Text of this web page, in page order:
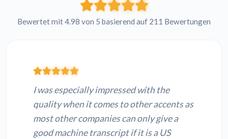
Bewertet mit 4.98 von 5 basierend auf 211 Bewertungen
I was especially impressed with the
quality when it comes to other accents as
most other companies can only give a
good machine transcript if it is a US